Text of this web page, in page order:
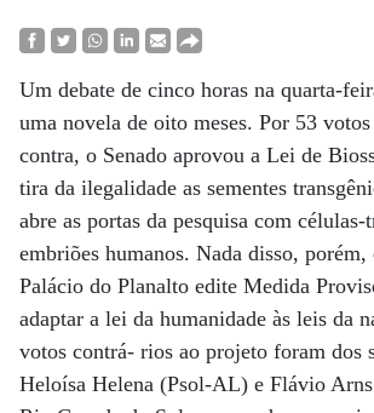
Um debate de cinco horas na quarta-
uma novela de oito meses. Por 53
contra, o Senado aprovou a Lei de
tira da ilegalidade as sementes
abre as portas da pesquisa com células-
embriões humanos. Nada disso,
Palácio do Planalto edite Medida
adaptar a lei da humanidade às leis da
votos contrá- rios ao projeto foram dos
Heloísa Helena (Psol-AL) e Flávio